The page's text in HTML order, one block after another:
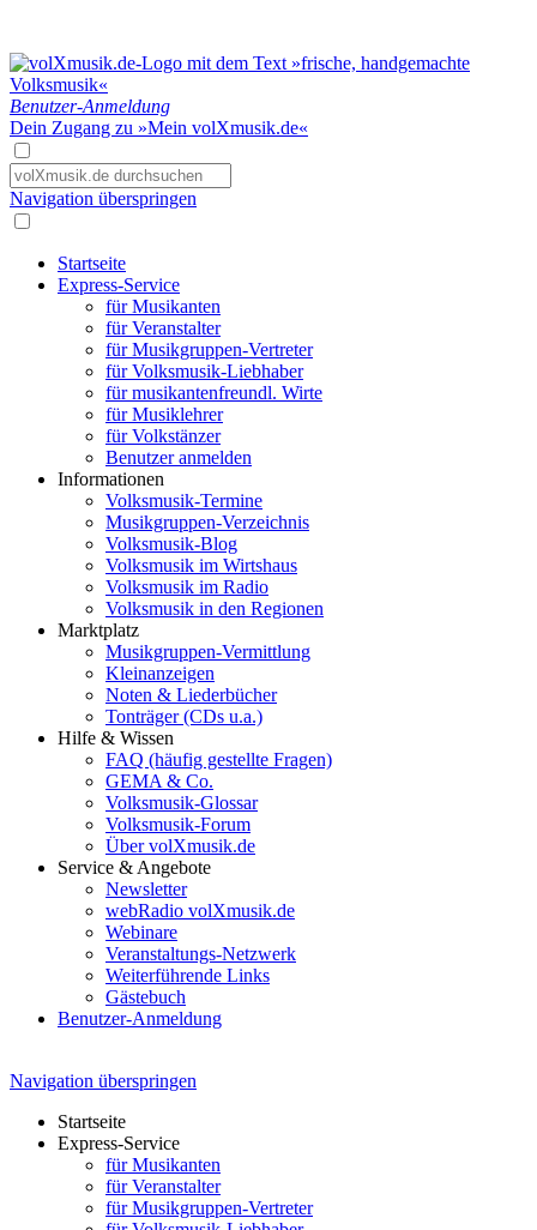
Benutzer-Anmeldung
Dein Zugang zu »Mein volXmusik.de«
Navigation überspringen
Startseite
Express-Service
für Musikanten
für Veranstalter
für Musikgruppen-Vertreter
für Volksmusik-Liebhaber
für musikantenfreundl. Wirte
für Musiklehrer
für Volkstänzer
Benutzer anmelden
Informationen
Volksmusik-Termine
Musikgruppen-Verzeichnis
Volksmusik-Blog
Volksmusik im Wirtshaus
Volksmusik im Radio
Volksmusik in den Regionen
Marktplatz
Musikgruppen-Vermittlung
Kleinanzeigen
Noten & Liederbücher
Tonträger (CDs u.a.)
Hilfe & Wissen
FAQ (häufig gestellte Fragen)
GEMA & Co.
Volksmusik-Glossar
Volksmusik-Forum
Über volXmusik.de
Service & Angebote
Newsletter
webRadio volXmusik.de
Webinare
Veranstaltungs-Netzwerk
Weiterführende Links
Gästebuch
Benutzer-Anmeldung
Navigation überspringen
Startseite
Express-Service
für Musikanten
für Veranstalter
für Musikgruppen-Vertreter